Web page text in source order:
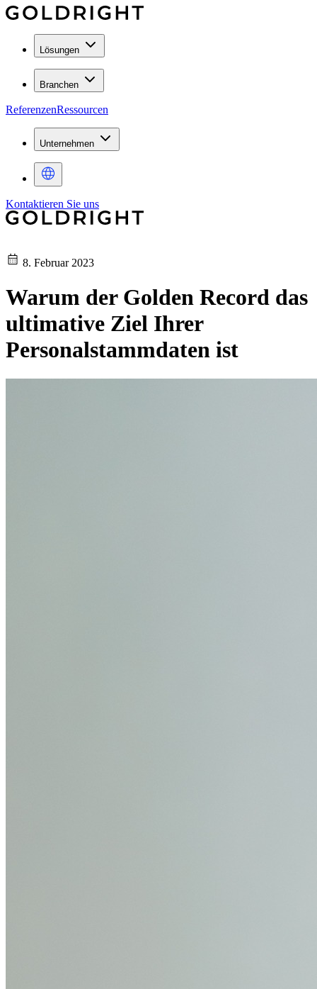
Lösungen
Branchen
ReferenzenRessourcen
Unternehmen
Kontaktieren Sie uns
8. Februar 2023
Warum der Golden Record das
ultimative Ziel Ihrer
Personalstammdaten ist